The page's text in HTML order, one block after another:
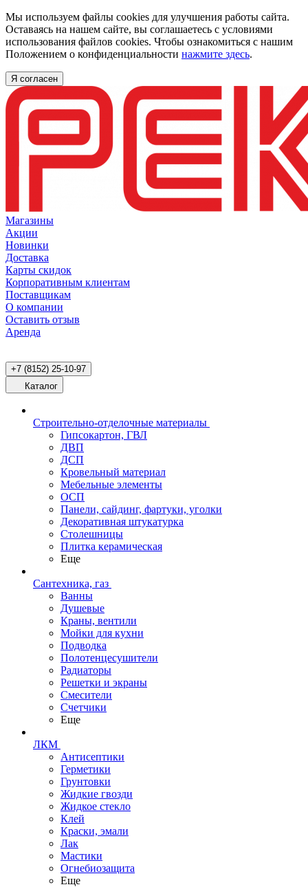
Мы используем файлы cookies для улучшения работы сайта.
Оставаясь на нашем сайте, вы соглашаетесь с условиями
использования файлов cookies. Чтобы ознакомиться с нашим
Положением о конфиденциальности нажмите здесь.
Я согласен
Магазины
Акции
Новинки
Доставка
Карты скидок
Корпоративным клиентам
Поставщикам
О компании
Оставить отзыв
Аренда
+7 (8152) 25-10-97
Каталог
Строительно-отделочные материалы
Гипсокартон, ГВЛ
ДВП
ДСП
Кровельный материал
Мебельные элементы
ОСП
Панели, сайдинг, фартуки, уголки
Декоративная штукатурка
Столешницы
Плитка керамическая
Еще
Сантехника, газ
Ванны
Душевые
Краны, вентили
Мойки для кухни
Подводка
Полотенцесушители
Радиаторы
Решетки и экраны
Смесители
Счетчики
Еще
ЛКМ
Антисептики
Герметики
Грунтовки
Жидкие гвозди
Жидкое стекло
Клей
Краски, эмали
Лак
Мастики
Огнебиозащита
Еще